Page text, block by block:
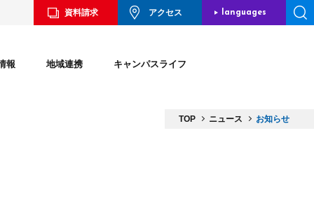
資料請求 アクセス languages
報 地域連携 キャンパスライフ
TOP ニュース お知らせ